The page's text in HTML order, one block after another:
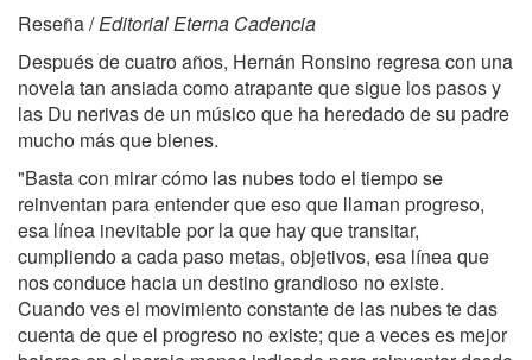
Reseña /Editorial Eterna Cadencia
Después de cuatro años, Hernán Ronsino regresa con una
novela tan ansiada como atrapante que sigue los pasos y
las Du nerivas de un músico que ha heredado de su padre
mucho más que bienes.
"Basta con mirar cómo las nubes todo el tiempo se
reinventan para entender que eso que llaman progreso,
esa línea inevitable por la que hay que transitar,
cumpliendo a cada paso metas, objetivos, esa línea que
nos conduce hacia un destino grandioso no existe.
Cuando ves el movimiento constante de las nubes te das
cuenta de que el progreso no existe; que a veces es mejor